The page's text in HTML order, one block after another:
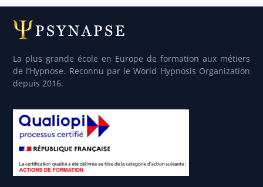
La plus grande école en Europe de formation aux métiers
de l’Hypnose. Reconnu par le World Hypnosis Organization
depuis 2016.